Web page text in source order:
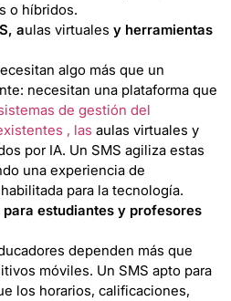
o híbridos.
aulas virtuales y herramientas
algo más que un
necesitan una plataforma que
de gestión del
, las aulas virtuales y
por IA. Un SMS agiliza estas
una experiencia de
para la tecnología.
estudiantes y profesores
dependen más que
móviles. Un SMS apto para
los horarios, calificaciones,